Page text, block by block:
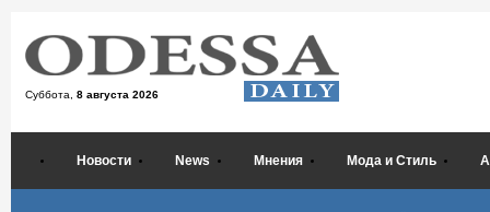
Суббота, 8 августа 2026
Новости News Мнения Мода и Стиль